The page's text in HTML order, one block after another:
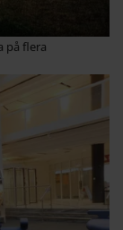
på flera